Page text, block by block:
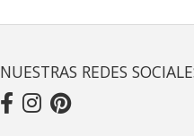
NUESTRAS REDES